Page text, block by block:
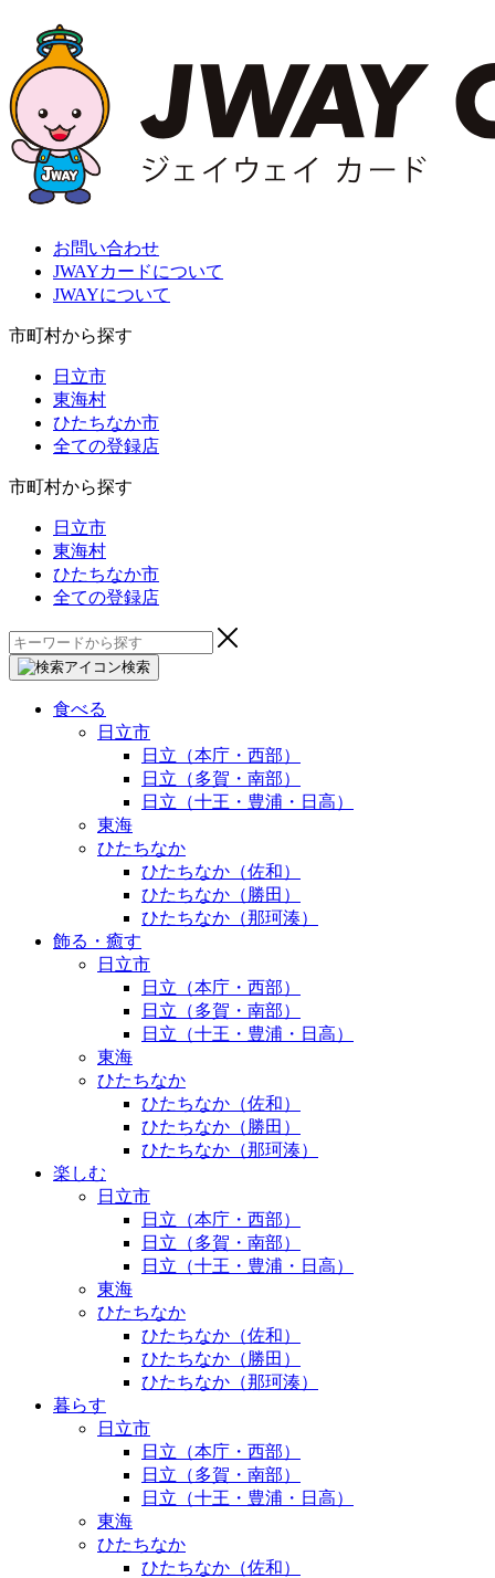
お問い合わせ
JWAYカードについて
JWAYについて
市町村から探す
日立市
東海村
ひたちなか市
全ての登録店
市町村から探す
日立市
東海村
ひたちなか市
全ての登録店
検
索:
検索
食べる
日立市
日立（本庁・西部）
日立（多賀・南部）
日立（十王・豊浦・日高）
東海
ひたちなか
ひたちなか（佐和）
ひたちなか（勝田）
ひたちなか（那珂湊）
飾る・癒す
日立市
日立（本庁・西部）
日立（多賀・南部）
日立（十王・豊浦・日高）
東海
ひたちなか
ひたちなか（佐和）
ひたちなか（勝田）
ひたちなか（那珂湊）
楽しむ
日立市
日立（本庁・西部）
日立（多賀・南部）
日立（十王・豊浦・日高）
東海
ひたちなか
ひたちなか（佐和）
ひたちなか（勝田）
ひたちなか（那珂湊）
暮らす
日立市
日立（本庁・西部）
日立（多賀・南部）
日立（十王・豊浦・日高）
東海
ひたちなか
ひたちなか（佐和）